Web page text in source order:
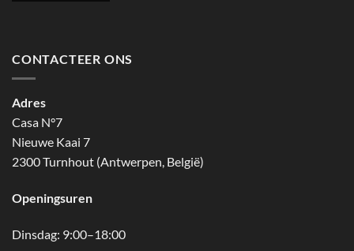
CONTACTEER ONS
Adres
Casa N°7
Nieuwe Kaai 7
2300 Turnhout (Antwerpen, België)
Openingsuren
Dinsdag: 9:00–18:00